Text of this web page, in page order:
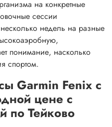
на конкретные
сессии
недель на разные
понимание, насколько
спортом.
Garmin Fenix с
цене с
по Тейково